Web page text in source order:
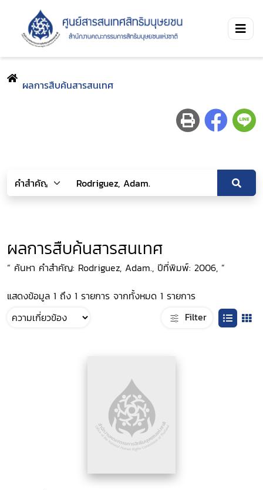
ผลการสืบค้นสารสนเทศ
ผลการสืบค้นสารสนเทศ
“ ค้นหา คำสำคัญ: Rodriguez, Adam., ปีที่พิมพ์: 2006, ”
แสดงข้อมูล 1 ถึง 1 รายการ จากทั้งหมด 1 รายการ
Filter